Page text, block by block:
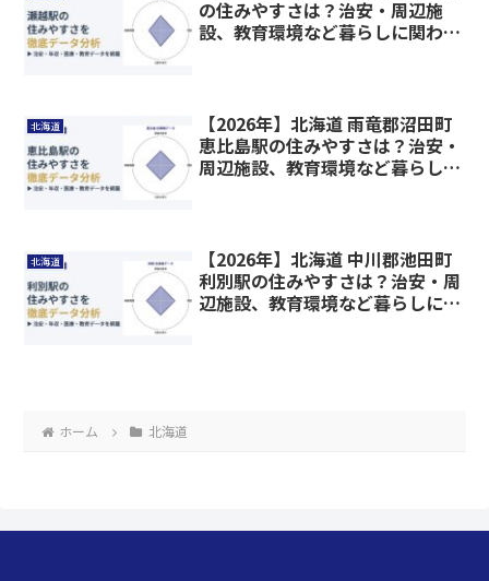
の住みやすさは？治安・周辺施
設、教育環境など暮らしに関わる
北海道
【2026年】北海道 雨竜郡沼田町
恵比島駅の住みやすさは？治安・
周辺施設、教育環境など暮らしに
北海道
【2026年】北海道 中川郡池田町
利別駅の住みやすさは？治安・周
辺施設、教育環境など暮らしに関
ホーム 北海道